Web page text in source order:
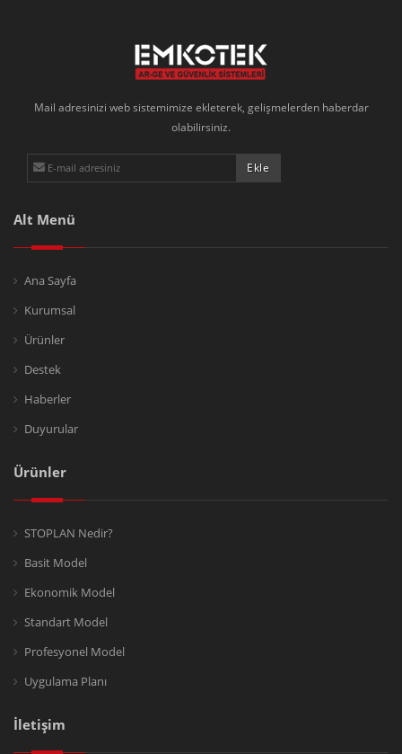
Mail adresinizi web sistemimize ekleterek, gelişmelerden haberdar
olabilirsiniz.
Alt Menü
Ana Sayfa
Kurumsal
Ürünler
Destek
Haberler
Duyurular
Ürünler
STOPLAN Nedir?
Basit Model
Ekonomik Model
Standart Model
Profesyonel Model
Uygulama Planı
İletişim